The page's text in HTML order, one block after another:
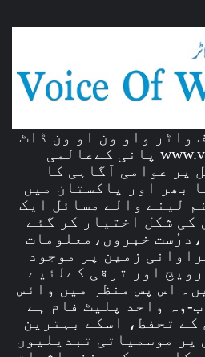
واٹر واو ون او ون ڈاٹ
کام www.vow101.com پانی کےعالمی
پر عوامی آگاہی کا
بھر اور پاکستان میں
لینے والے مسائل ایک
کی شکل اختیار کر گئے
،درُست خبروں،معلومات
زمین پر موجود
اور ترقی کےلئیے
اس پس منظر میں وائس
وہ واحد پلیٹ فام ہے
کے تحفظ، اسکے بہترین
پر موسمیاتی تبدیلیوں